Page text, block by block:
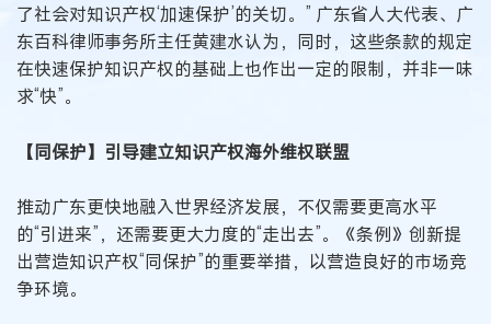
了社会对知识产权‘加速保护’的关切。” 广东省人大代表、广
东百科律师事务所主任黄建水认为，同时，这些条款的规定
在快速保护知识产权的基础上也作出一定的限制，并非一味
求“快”。
【同保护】引导建立知识产权海外维权联盟
推动广东更快地融入世界经济发展，不仅需要更高水平
的“引进来”，还需要更大力度的“走出去”。《条例》创新提
出营造知识产权“同保护”的重要举措，以营造良好的市场竞
争环境。